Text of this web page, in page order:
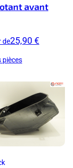
avant
de25,90 €
pièces